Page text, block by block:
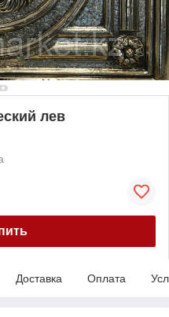
лев
Доставка Оплата